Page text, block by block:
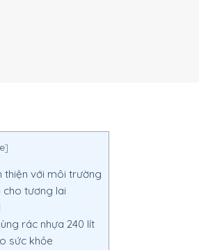
]
thiện với môi trường
cho tương lai
rác nhựa 240 lít
sức khỏe